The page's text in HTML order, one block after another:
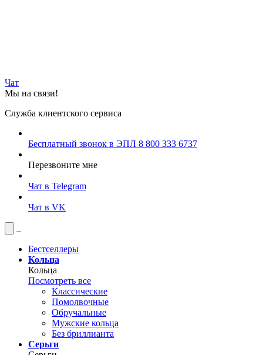
Чат
Мы на связи!
Служба клиентского сервиса
Бесплатный звонок в ЭПЛ 8 800 333 6737
Перезвоните мне
Чат в Telegram
Чат в VK
Бестселлеры
Кольца
Кольца
Посмотреть все
Классические
Помолвочные
Обручальные
Мужские кольца
Без бриллианта
Серьги